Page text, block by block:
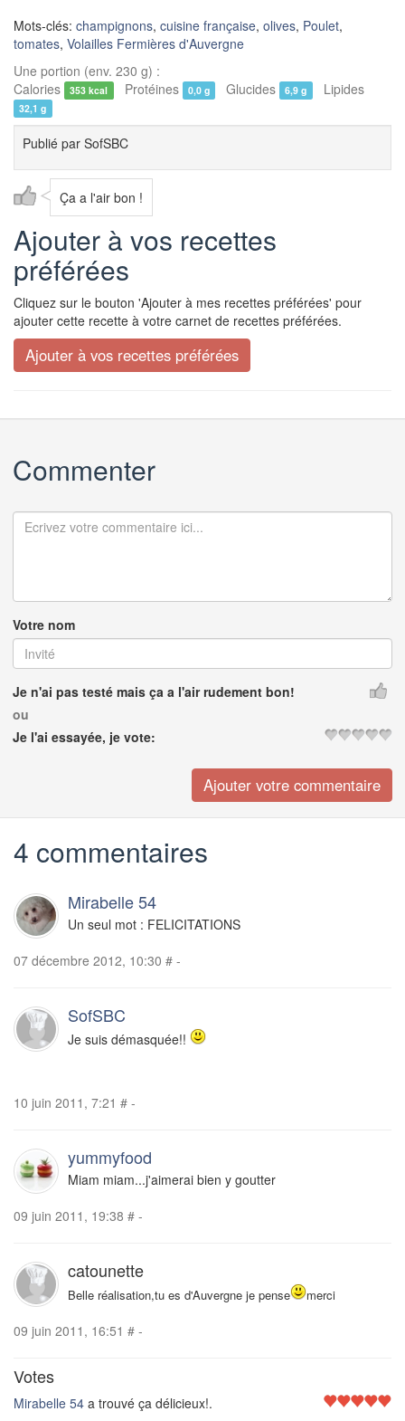
Mots-clés: champignons, cuisine française, olives, Poulet,
tomates, Volailles Fermières d'Auvergne
Une portion (env. 230 g) :
Calories
353 kcal Protéines 0,0 g Glucides 6,9 g Lipides
32,1 g
Publié par SofSBC
Ça a l'air bon !
Ajouter à vos recettes
préférées
Cliquez sur le bouton 'Ajouter à mes recettes préférées' pour
ajouter cette recette à votre carnet de recettes préférées.
Commenter
Votre nom
Je n'ai pas testé mais ça a l'air rudement bon!
ou
Je l'ai essayée, je vote:
4 commentaires
Mirabelle 54
Un seul mot : FELICITATIONS
07 décembre 2012, 10:30 # -
SofSBC
Je suis démasquée!!
10 juin 2011, 7:21 # -
yummyfood
Miam miam...j'aimerai bien y goutter
09 juin 2011, 19:38 # -
catounette
Belle réalisation,tu es d'Auvergne je pense merci
09 juin 2011, 16:51 # -
Votes
Mirabelle 54 a trouvé ça délicieux!.